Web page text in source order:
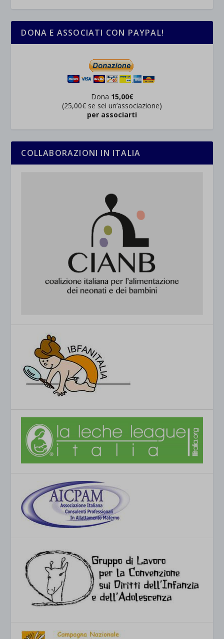
DONA E ASSOCIATI CON PAYPAL!
Dona 15,00€
(25,00€ se sei un’associazione)
per associarti
COLLABORAZIONI IN ITALIA